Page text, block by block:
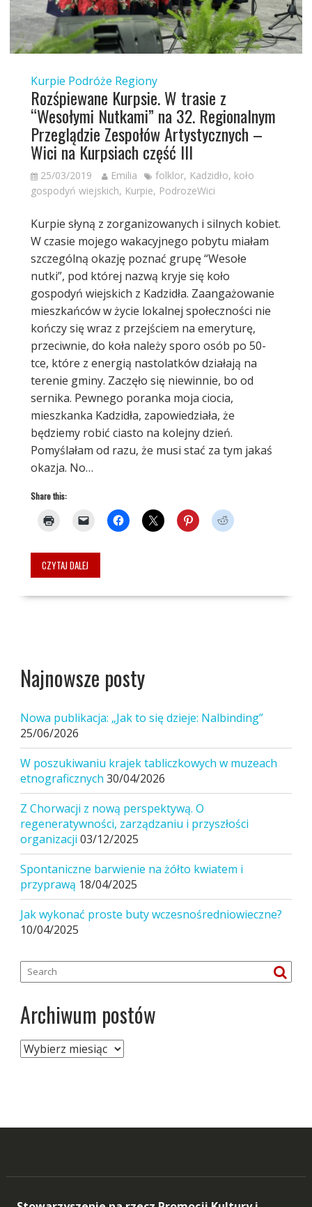
Kurpie Podróże Regiony
Rozśpiewane Kurpsie. W trasie z
“Wesołymi Nutkami” na 32. Regionalnym
Przeglądzie Zespołów Artystycznych –
Wici na Kurpsiach część III
25/03/2019 Emilia folklor, Kadzidło, koło
gospodyń wiejskich, Kurpie, PodrozeWici
Kurpie słyną z zorganizowanych i silnych kobiet.
W czasie mojego wakacyjnego pobytu miałam
szczególną okazję poznać grupę “Wesołe
nutki”, pod której nazwą kryje się koło
gospodyń wiejskich z Kadzidła. Zaangażowanie
mieszkańców w życie lokalnej społeczności nie
kończy się wraz z przejściem na emeryturę,
przeciwnie, do koła należy sporo osób po 50-
tce, które z energią nastolatków działają na
terenie gminy. Zaczęło się niewinnie, bo od
sernika. Pewnego poranka moja ciocia,
mieszkanka Kadzidła, zapowiedziała, że
będziemy robić ciasto na kolejny dzień.
Pomyślałam od razu, że musi stać za tym jakaś
okazja. No…
Share this:
CZYTAJ DALEJ
Najnowsze posty
Nowa publikacja: „Jak to się dzieje: Nalbinding”
25/06/2026
W poszukiwaniu krajek tabliczkowych w muzeach
etnograficznych 30/04/2026
Z Chorwacji z nową perspektywą. O
regeneratywności, zarządzaniu i przyszłości
organizacji 03/12/2025
Spontaniczne barwienie na żółto kwiatem i
przyprawą 18/04/2025
Jak wykonać proste buty wczesnośredniowieczne?
10/04/2025
Archiwum postów
Archiwum
postów